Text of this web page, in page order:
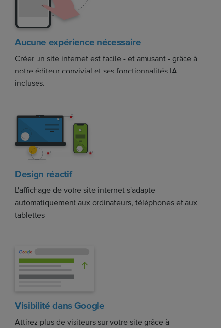
Aucune expérience nécessaire
Créer un site internet est facile - et amusant - grâce à
notre éditeur convivial et ses fonctionnalités IA
incluses.
Design réactif
L'affichage de votre site internet s'adapte
automatiquement aux ordinateurs, téléphones et aux
tablettes
Visibilité dans Google
Attirez plus de visiteurs sur votre site grâce à